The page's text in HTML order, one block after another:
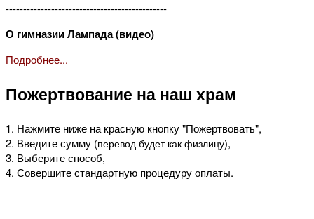
----------------------------------------------
О гимназии Лампада (видео)
Подробнее...
Пожертвование на наш храм
1. Нажмите ниже на красную кнопку "Пожертвовать",
2. Введите сумму (перевод будет как физлицу),
3. Выберите способ,
4. Совершите стандартную процедуру оплаты.